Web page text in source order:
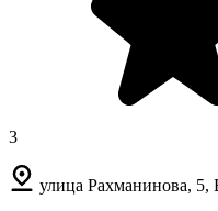
3
улица Рахманинова, 5,